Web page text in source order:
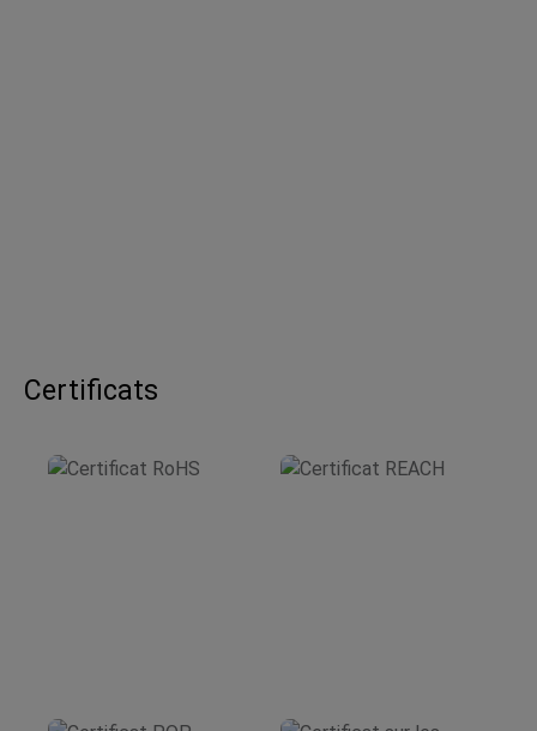
Certificats